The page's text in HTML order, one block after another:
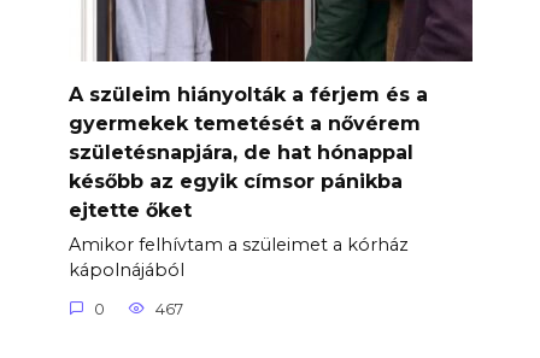
A szüleim hiányolták a férjem és a
gyermekek temetését a nővérem
születésnapjára, de hat hónappal
később az egyik címsor pánikba
ejtette őket
Amikor felhívtam a szüleimet a kórház
kápolnájából
0 467